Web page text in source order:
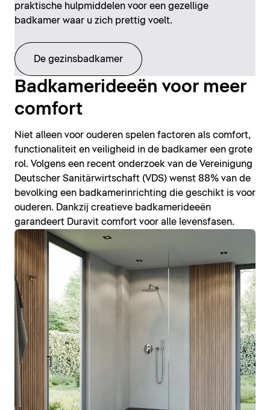
praktische hulpmiddelen voor een gezellige
badkamer waar u zich prettig voelt.
De gezinsbadkamer
Badkamerideeën voor meer
comfort
Niet alleen voor ouderen spelen factoren als comfort,
functionaliteit en veiligheid in de badkamer een grote
rol. Volgens een recent onderzoek van de Vereinigung
Deutscher Sanitärwirtschaft (VDS) wenst 88% van de
bevolking een badkamerinrichting die geschikt is voor
ouderen. Dankzij creatieve badkamerideeën
garandeert Duravit comfort voor alle levensfasen.